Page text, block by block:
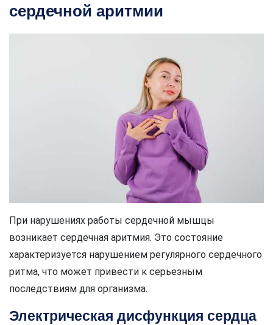
сердечной аритмии
При нарушениях работы сердечной мышцы
возникает сердечная аритмия. Это состояние
характеризуется нарушением регулярного сердечного
ритма, что может привести к серьезным
последствиям для организма.
Электрическая дисфункция сердца